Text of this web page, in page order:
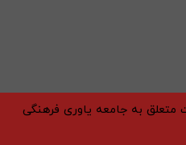
متعلق به جامعه یاوری فرهنگی